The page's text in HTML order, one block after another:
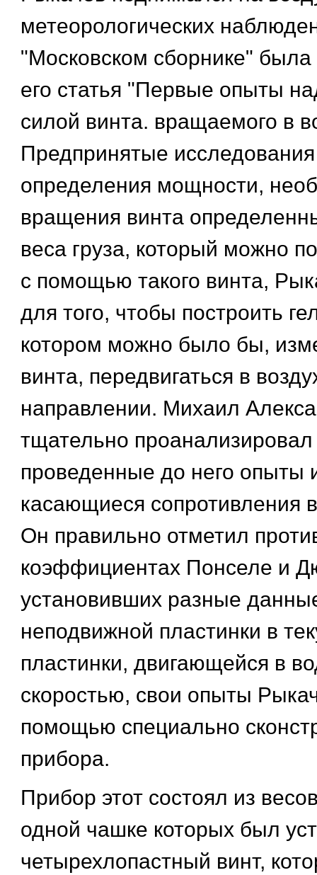
метеорологических
"Московском сборнике" была
его статья "Первые опыты
силой винта. вращаемого в
Предпринятые
определения мощности,
вращения винта
веса груза, который можно
с помощью такого винта,
для того, чтобы построить
котором можно было бы,
винта, передвигаться в
направлении. Михаил
тщательно проанализировал
проведенные до него опыты
касающиеся сопротивления
Он правильно отметил
коэффициентах Понселе и
установивших разные
неподвижной пластинки в
пластинки, двигающейся в
скоростью, свои опыты
помощью специально
прибора.
Прибор этот состоял из
одной чашке которых был
четырехлопастный винт,